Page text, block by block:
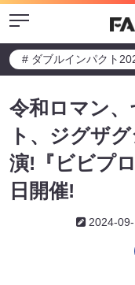
Menu
# ダブルインパクト
令和ロマン
ト、ジグザ
演!『ビビプ
日開催!
2024-